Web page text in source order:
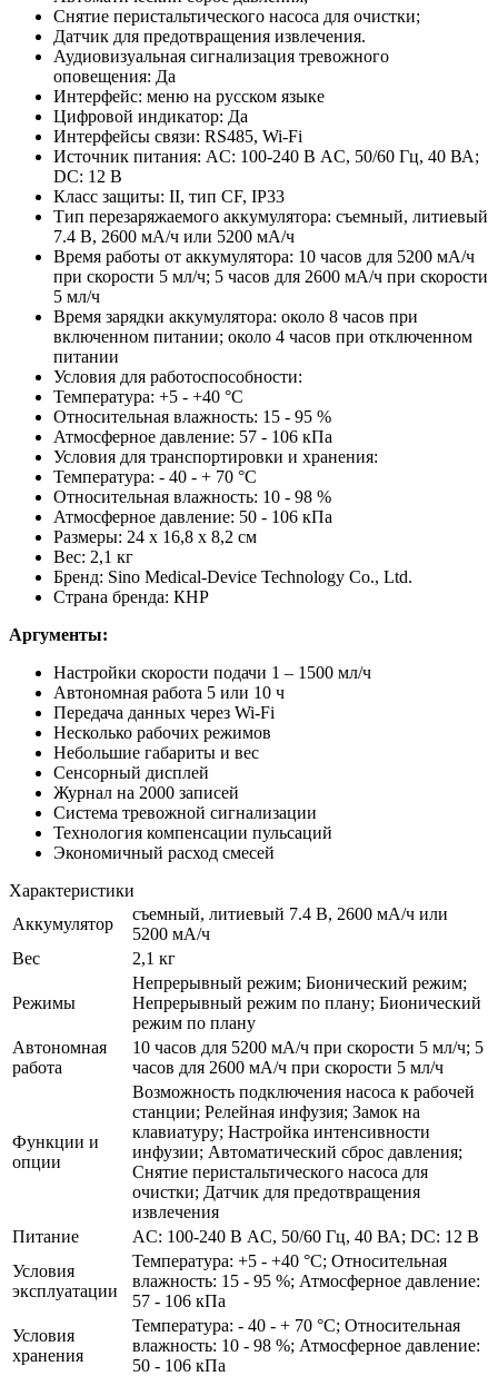
Снятие перистальтического насоса для очистки;
Датчик для предотвращения извлечения.
Аудиовизуальная сигнализация тревожного
оповещения: Да
Интерфейс: меню на русском языке
Цифровой индикатор: Да
Интерфейсы связи: RS485, Wi-Fi
Источник питания: AC: 100-240 В AC, 50/60 Гц, 40 ВА;
DC: 12 В
Класс защиты: II, тип CF, IP33
Тип перезаряжаемого аккумулятора: съемный, литиевый
7.4 В, 2600 мА/ч или 5200 мА/ч
Время работы от аккумулятора: 10 часов для 5200 мА/ч
при скорости 5 мл/ч; 5 часов для 2600 мА/ч при скорости
5 мл/ч
Время зарядки аккумулятора: около 8 часов при
включенном питании; около 4 часов при отключенном
питании
Условия для работоспособности:
Температура: +5 - +40 °C
Относительная влажность: 15 - 95 %
Атмосферное давление: 57 - 106 кПа
Условия для транспортировки и хранения:
Температура: - 40 - + 70 °C
Относительная влажность: 10 - 98 %
Атмосферное давление: 50 - 106 кПа
Размеры: 24 х 16,8 х 8,2 см
Вес: 2,1 кг
Бренд: Sino Medical-Device Technology Co., Ltd.
Страна бренда: КНР
Аргументы:
Настройки скорости подачи 1 – 1500 мл/ч
Автономная работа 5 или 10 ч
Передача данных через Wi-Fi
Несколько рабочих режимов
Небольшие габариты и вес
Сенсорный дисплей
Журнал на 2000 записей
Система тревожной сигнализации
Технология компенсации пульсаций
Экономичный расход смесей
Характеристики
Аккумулятор
съемный, литиевый 7.4 В, 2600 мА/ч или
5200 мА/ч
Вес
2,1 кг
Режимы
Непрерывный режим; Бионический режим;
Непрерывный режим по плану; Бионический
режим по плану
Автономная
работа
10 часов для 5200 мА/ч при скорости 5 мл/ч; 5
часов для 2600 мА/ч при скорости 5 мл/ч
Функции и
опции
Возможность подключения насоса к рабочей
станции; Релейная инфузия; Замок на
клавиатуру; Настройка интенсивности
инфузии; Автоматический сброс давления;
Снятие перистальтического насоса для
очистки; Датчик для предотвращения
извлечения
Питание
AC: 100-240 В AC, 50/60 Гц, 40 ВА; DC: 12 В
Условия
эксплуатации
Температура: +5 - +40 °C; Относительная
влажность: 15 - 95 %; Атмосферное давление:
57 - 106 кПа
Условия
хранения
Температура: - 40 - + 70 °C; Относительная
влажность: 10 - 98 %; Атмосферное давление:
50 - 106 кПа